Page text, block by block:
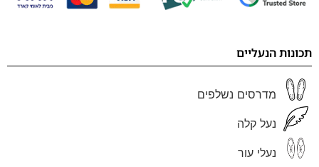
תכונות הנעליים
מדרסים נשלפים
נעל קלה
נעלי עור